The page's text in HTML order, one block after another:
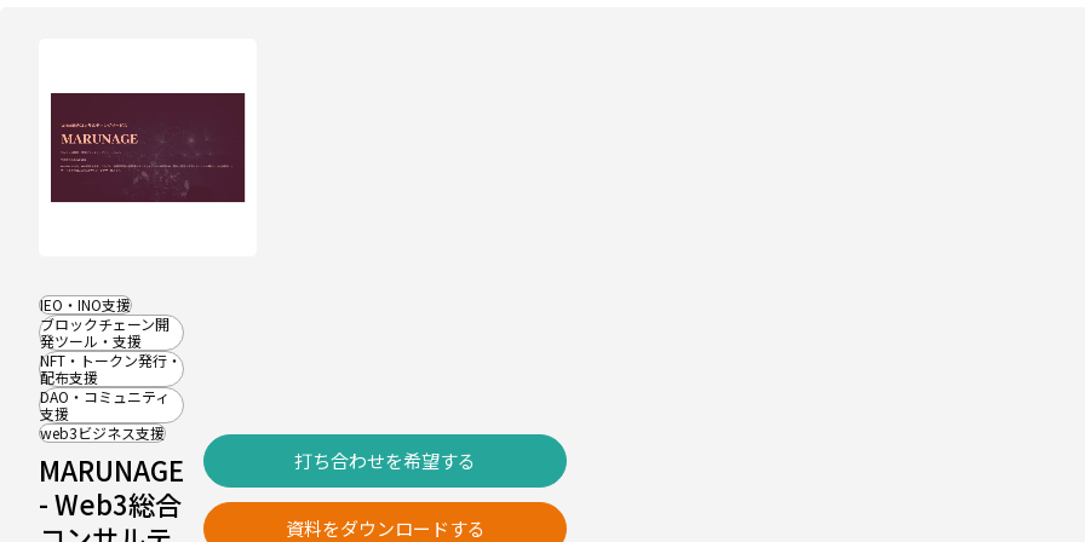
IEO・INO支援
ブロックチェーン開
発ツール・支援
NFT・トークン発行・
配布支援
DAO・コミュニティ
支援
web3ビジネス支援
MARUNAGE
- Web3総合
打ち合わせを希望する
資料をダウンロードする